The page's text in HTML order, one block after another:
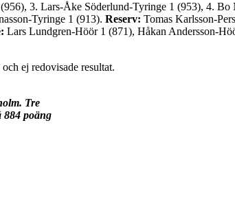
3. Lars-Åke Söderlund-Tyringe 1 (953), 4.
Tyringe 1 (913). Reserv: Tomas Karlsson-
Lars Lundgren-Höör 1 (871), Håkan Andersson-
ej redovisade resultat.
Tre
884 poäng